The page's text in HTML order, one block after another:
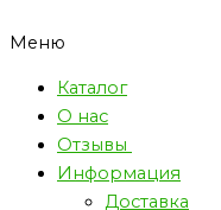
Меню
Каталог
О нас
Отзывы
Информация
Доставка